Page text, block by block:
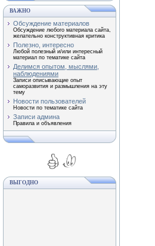
ВАЖНО
Обсуждение материалов
Обсуждение любого материала сайта,
желательно конструктивная критика
Полезно, интересно
Любой полезный и/или интересный
материал по тематике сайта
Делимся опытом, мыслями,
наблюдениями
Записи описывающие опыт
саморазвития и размышления на эту
тему
Новости пользователей
Новости по тематике сайта
Записи админа
Правила и объявления
ВЫГОДНО